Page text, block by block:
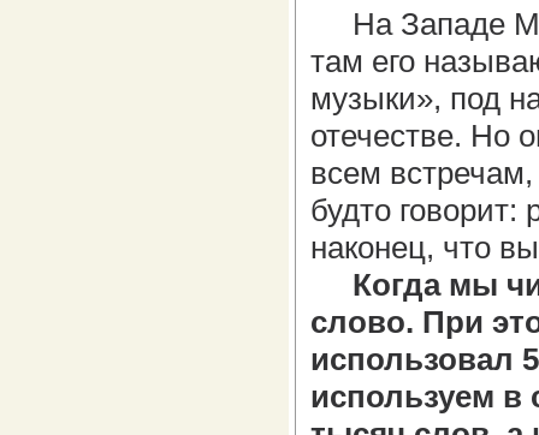
На Западе
там его
музыки», под
отечестве. Но
всем
будто говорит:
наконец, что
Когда мы
слово. При
использовал
используем в